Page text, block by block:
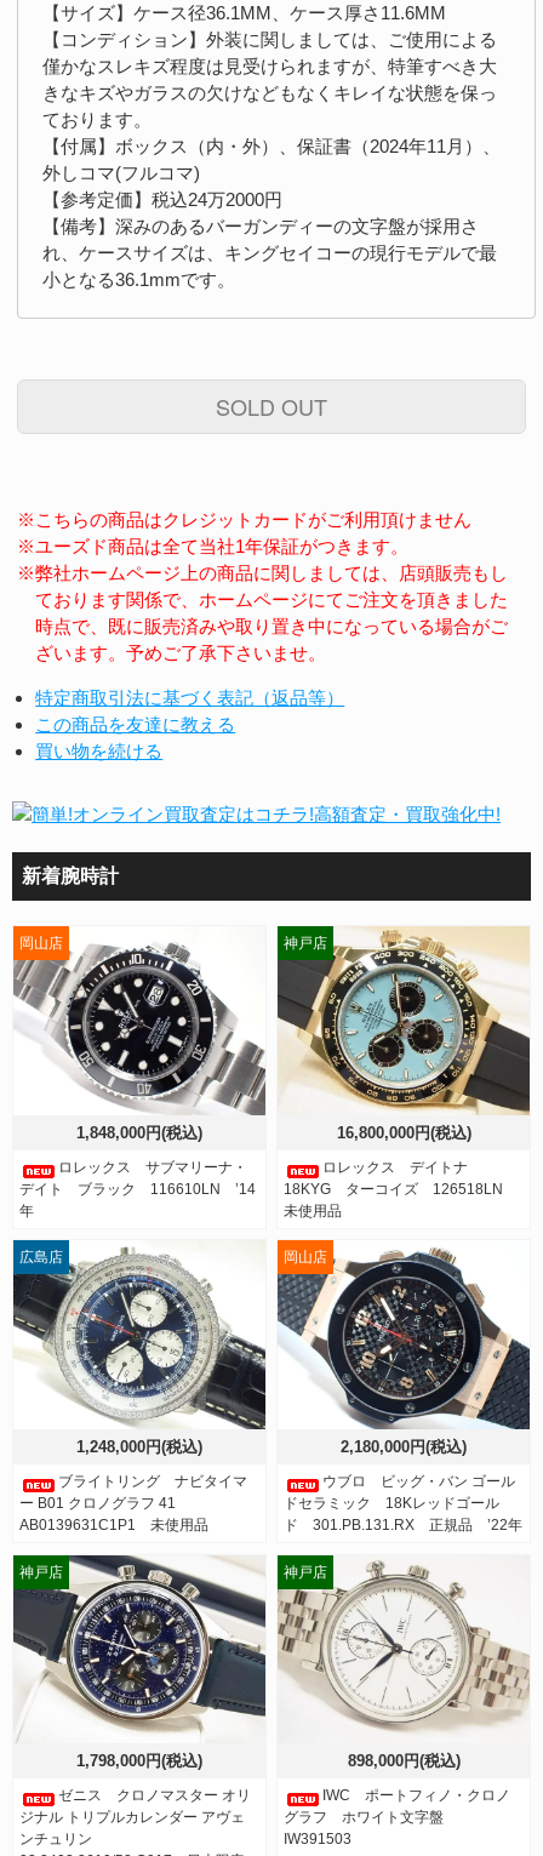
【サイズ】ケース径36.1MM、ケース厚さ11.6MM
【コンディション】外装に関しましては、ご使用による
僅かなスレキズ程度は見受けられますが、特筆すべき大
きなキズやガラスの欠けなどもなくキレイな状態を保っ
ております。
【付属】ボックス（内・外）、保証書（2024年11月）、
外しコマ(フルコマ)
【参考定価】税込24万2000円
【備考】深みのあるバーガンディーの文字盤が採用さ
れ、ケースサイズは、キングセイコーの現行モデルで最
小となる36.1mmです。
SOLD OUT
※こちらの商品はクレジットカードがご利用頂けません
※ユーズド商品は全て当社1年保証がつきます。
※弊社ホームページ上の商品に関しましては、店頭販売もし
ております関係で、ホームページにてご注文を頂きました
時点で、既に販売済みや取り置き中になっている場合がご
ざいます。予めご了承下さいませ。
特定商取引法に基づく表記（返品等）
この商品を友達に教える
買い物を続ける
新着腕時計
1,848,000円(税込)
ロレックス サブマリーナ・
デイト ブラック 116610LN ’14
年
岡山店
16,800,000円(税込)
ロレックス デイトナ
18KYG ターコイズ 126518LN
未使用品
神戸店
1,248,000円(税込)
ブライトリング ナビタイマ
ー B01 クロノグラフ 41
AB0139631C1P1 未使用品
広島店
2,180,000円(税込)
ウブロ ビッグ・バン ゴール
ドセラミック 18Kレッドゴール
ド 301.PB.131.RX 正規品 ’22年
岡山店
1,798,000円(税込)
ゼニス クロノマスター オリ
ジナル トリプルカレンダー アヴェ
ンチュリン
神戸店
898,000円(税込)
IWC ポートフィノ・クロノ
グラフ ホワイト文字盤
IW391503
神戸店